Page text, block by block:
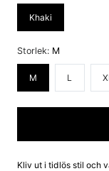
Khaki
Storlek: M
M L
Kliv ut i tidlös stil och